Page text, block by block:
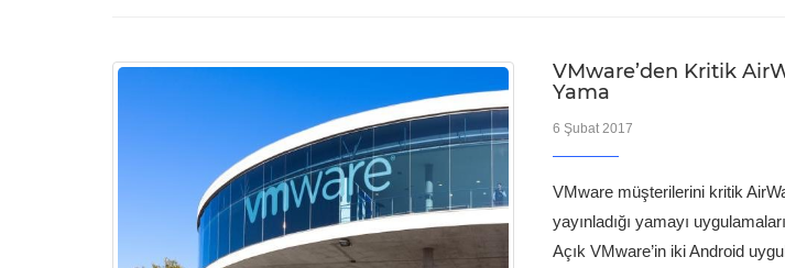
VMware’den Kritik
Yama
6 Şubat 2017
VMware müşterilerini kritik
yayınladığı yamayı
Açık VMware’in iki Android